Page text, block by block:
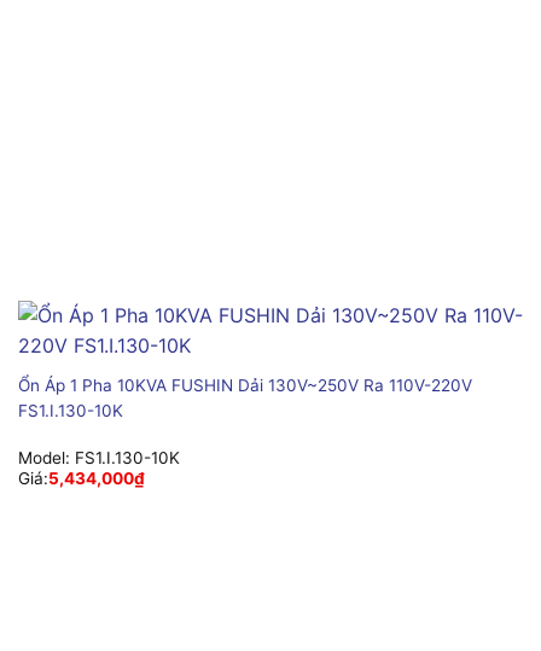
Ổn Áp 1 Pha 10KVA FUSHIN Dải 130V~250V Ra 110V-220V
FS1.I.130-10K
Model: FS1.I.130-10K
Giá:5,434,000₫